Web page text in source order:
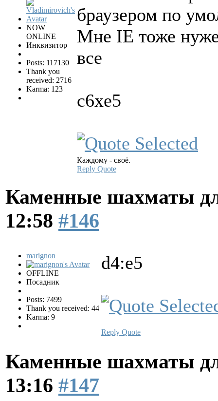
NOW
ONLINE
Инквизитор
Posts: 117130
Thank you
received: 2716
Karma: 123
браузером по
Мне IE тоже
все
с6xe5
Каждому - своё.
Reply Quote
Каменные шахматы
12:58 #146
marignon
OFFLINE
Посадник
Posts: 7499
Thank you received: 44
Karma: 9
d4:e5
Reply Quote
Каменные шахматы
13:16 #147